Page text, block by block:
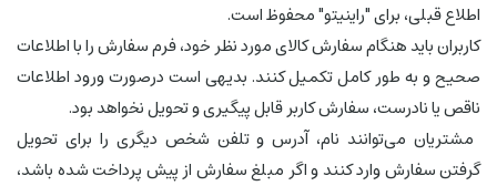
اطلاع قبلی، برای "راینیتو" محفوظ است.
کاربران باید هنگام سفارش کالای مورد نظر خود، فرم سفارش را با اطلاعات
صحیح و به طور کامل تکمیل کنند. بدیهی است درصورت ورود اطلاعات
ناقص یا نادرست، سفارش کاربر قابل پیگیری و تحویل نخواهد بود.
مشتریان می‌توانند نام، آدرس و تلفن شخص دیگری را برای تحویل
گرفتن سفارش وارد کنند و اگر مبلغ سفارش از پیش پرداخت شده باشد،